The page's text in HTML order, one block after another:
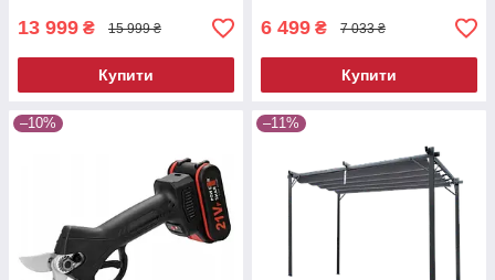
13 999 ₴ 15 999 ₴
Купити
6 499 ₴ 7 033 ₴
Купити
–10% –11%